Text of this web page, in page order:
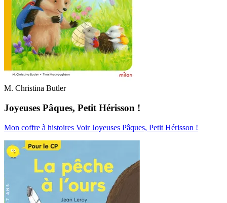
M. Christina Butler
Joyeuses Pâques, Petit Hérisson !
Mon coffre à histoires Voir Joyeuses Pâques, Petit Hérisson !